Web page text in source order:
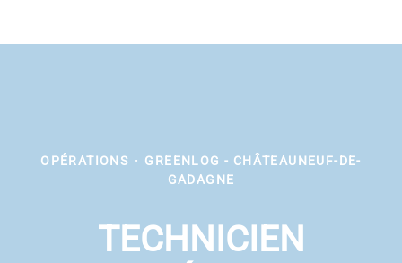
OPÉRATIONS · GREENLOG - CHÂTEAUNEUF-DE-
GADAGNE
TECHNICIEN